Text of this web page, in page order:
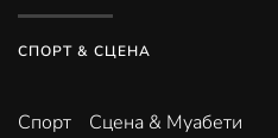
СПОРТ & СЦЕНА
Спорт Сцена & Муабети